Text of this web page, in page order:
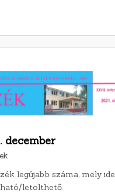
december
legújabb száma, mely ide
letölthető.